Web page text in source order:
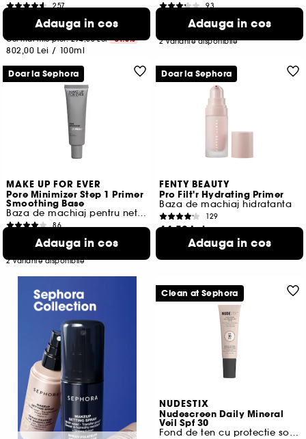
257
200,50 Lei
Cel mai mic pret:294,00 Lei -31.8%
802,00 Lei / 100ml
Adauga in cos
93
110,00 Lei
100ml
2 variante disponibile
Adauga in cos
MAKE UP FOR EVER
Pore Minimizer Step 1 Primer
Smoothing Base
Baza de machiaj pentru netezire
86
110,00 Lei
100ml
2 variante disponibile
Adauga in cos
Doar la Sephora
FENTY BEAUTY
Pro Filt'r Hydrating Primer
Baza de machiaj hidratanta
129
44,50 Lei
296,67 Lei /100ml
Adauga in cos
Doar la Sephora
NUDESTIX
Nudescreen Daily Mineral
Veil Spf 30
Fond de ten cu protectie solara SPF 30
Clean at Sephora